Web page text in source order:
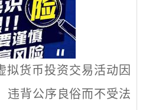
拟货币投资交易活动因
违背公序良俗而不受法